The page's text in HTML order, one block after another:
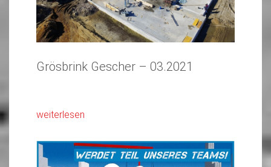
Grösbrink Gescher – 03.2021
weiterlesen